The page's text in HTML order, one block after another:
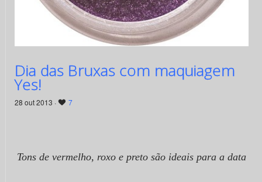
Dia das Bruxas com maquiagem
Yes!
28 out 2013 · 7
Tons de vermelho, roxo e preto são ideais para a data